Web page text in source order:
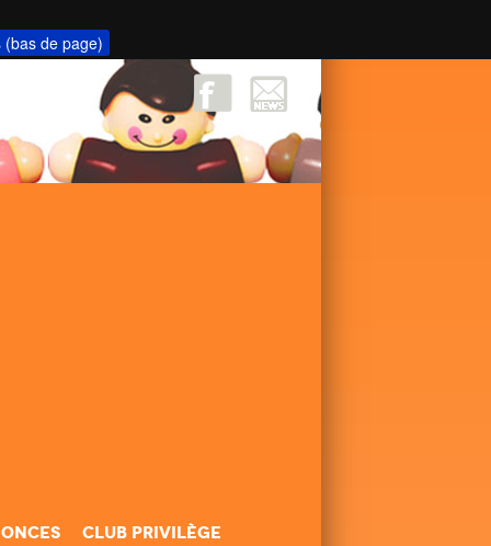
de page)
Club Privilège